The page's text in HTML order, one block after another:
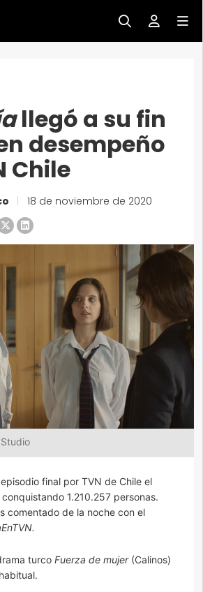
llegó a su fin
desempeño
Chile
18 de noviembre de 2020
final por TVN de Chile el
1.210.257 personas.
comentado de la noche con el
turco Fuerza de mujer(Calinos)